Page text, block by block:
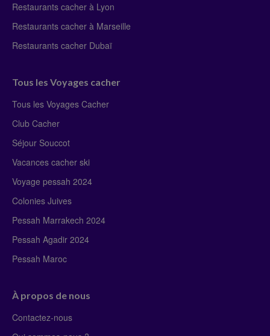
Restaurants cacher à Lyon
Restaurants cacher à Marseille
Restaurants cacher Dubaï
Tous les Voyages cacher
Tous les Voyages Cacher
Club Cacher
Séjour Souccot
Vacances cacher ski
Voyage pessah 2024
Colonies Juives
Pessah Marrakech 2024
Pessah Agadir 2024
Pessah Maroc
À propos de nous
Contactez-nous